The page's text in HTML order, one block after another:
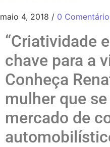
maio 4, 2018 / 0
“Criatividade
chave para a
Conheça
mulher que
mercado de